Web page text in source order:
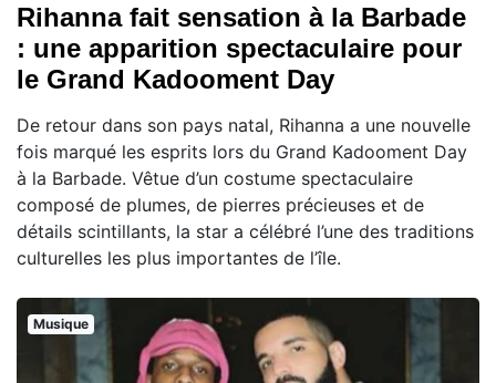
Rihanna fait sensation à la Barbade
: une apparition spectaculaire pour
le Grand Kadooment Day
De retour dans son pays natal, Rihanna a une nouvelle
fois marqué les esprits lors du Grand Kadooment Day
à la Barbade. Vêtue d’un costume spectaculaire
composé de plumes, de pierres précieuses et de
détails scintillants, la star a célébré l’une des traditions
culturelles les plus importantes de l’île.
Musique